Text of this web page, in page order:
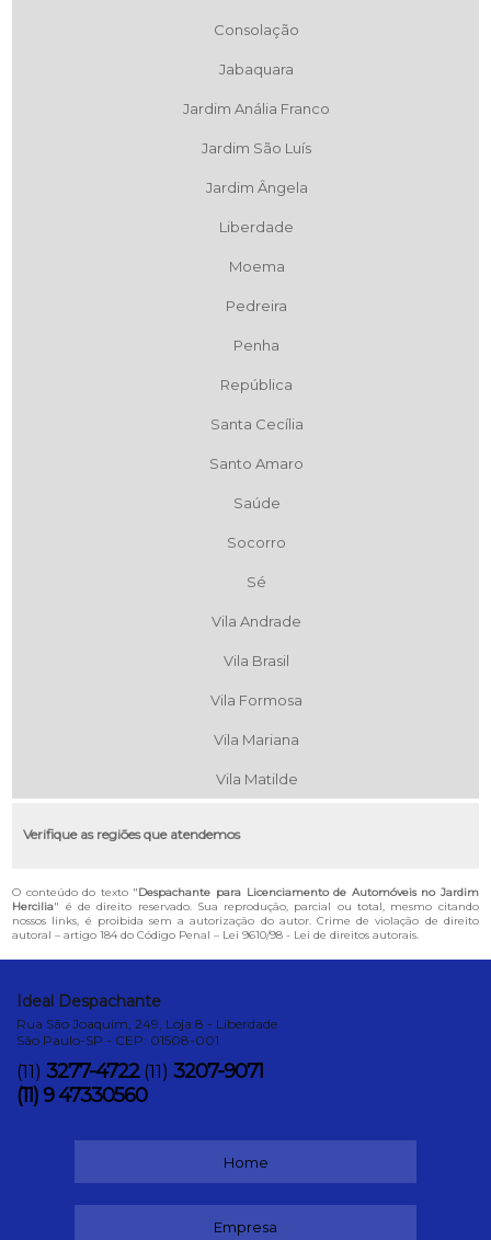
Consolação
Jabaquara
Jardim Anália Franco
Jardim São Luís
Jardim Ângela
Liberdade
Moema
Pedreira
Penha
República
Santa Cecília
Santo Amaro
Saúde
Socorro
Sé
Vila Andrade
Vila Brasil
Vila Formosa
Vila Mariana
Vila Matilde
Verifique as regiões que atendemos
O conteúdo do texto "Despachante para Licenciamento de Automóveis no Jardim
Hercilia" é de direito reservado. Sua reprodução, parcial ou total, mesmo citando
nossos links, é proibida sem a autorização do autor. Crime de violação de direito
autoral – artigo 184 do Código Penal – Lei 9610/98 - Lei de direitos autorais.
Ideal Despachante
Rua São Joaquim, 249, Loja:8 - Liberdade
São Paulo-SP - CEP: 01508-001
(11) 3277-4722 (11) 3207-9071
(11) 9 47330560
Home
Empresa